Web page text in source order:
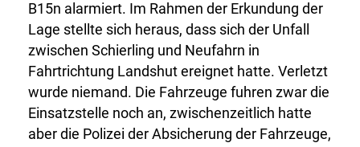
B15n alarmiert. Im Rahmen der Erkundung der
Lage stellte sich heraus, dass sich der Unfall
zwischen Schierling und Neufahrn in
Fahrtrichtung Landshut ereignet hatte. Verletzt
wurde niemand. Die Fahrzeuge fuhren zwar die
Einsatzstelle noch an, zwischenzeitlich hatte
aber die Polizei der Absicherung der Fahrzeuge,